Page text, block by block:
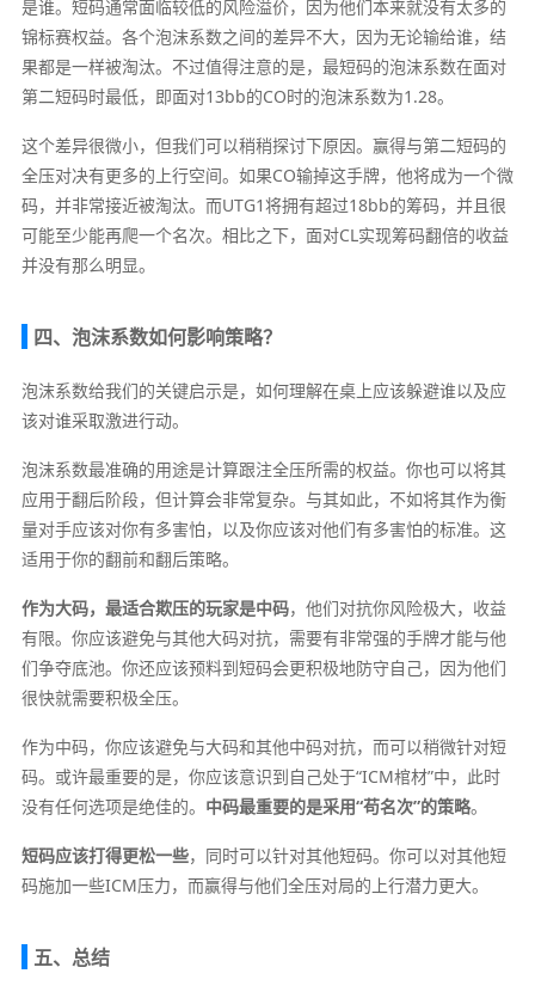
是谁。短码通常面临较低的风险溢价，因为他们本来就没有太多的
锦标赛权益。各个泡沫系数之间的差异不大，因为无论输给谁，结
果都是一样被淘汰。不过值得注意的是，最短码的泡沫系数在面对
第二短码时最低，即面对13bb的CO时的泡沫系数为1.28。
这个差异很微小，但我们可以稍稍探讨下原因。赢得与第二短码的
全压对决有更多的上行空间。如果CO输掉这手牌，他将成为一个微
码，并非常接近被淘汰。而UTG1将拥有超过18bb的筹码，并且很
可能至少能再爬一个名次。相比之下，面对CL实现筹码翻倍的收益
并没有那么明显。
四、泡沫系数如何影响策略？
泡沫系数给我们的关键启示是，如何理解在桌上应该躲避谁以及应
该对谁采取激进行动。
泡沫系数最准确的用途是计算跟注全压所需的权益。你也可以将其
应用于翻后阶段，但计算会非常复杂。与其如此，不如将其作为衡
量对手应该对你有多害怕，以及你应该对他们有多害怕的标准。这
适用于你的翻前和翻后策略。
作为大码，最适合欺压的玩家是中码，他们对抗你风险极大，收益
有限。你应该避免与其他大码对抗，需要有非常强的手牌才能与他
们争夺底池。你还应该预料到短码会更积极地防守自己，因为他们
很快就需要积极全压。
作为中码，你应该避免与大码和其他中码对抗，而可以稍微针对短
码。或许最重要的是，你应该意识到自己处于“ICM棺材”中，此时
没有任何选项是绝佳的。 中码最重要的是采用“苟名次”的策略。
短码应该打得更松一些，同时可以针对其他短码。你可以对其他短
码施加一些ICM压力，而赢得与他们全压对局的上行潜力更大。
五、总结